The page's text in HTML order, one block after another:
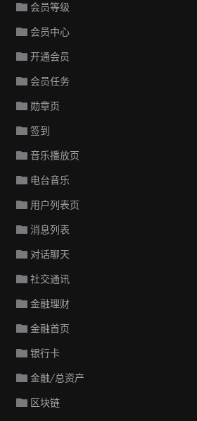
会员等级
会员中心
开通会员
会员任务
勋章页
签到
音乐播放页
电台音乐
用户列表页
消息列表
对话聊天
社交通讯
金融理财
金融首页
银行卡
金融/总资产
区块链